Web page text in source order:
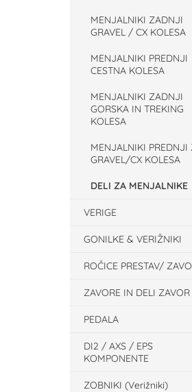
MENJALNIKI ZADNJI
GRAVEL / CX KOLESA
MENJALNIKI PREDNJI
CESTNA KOLESA
MENJALNIKI ZADNJI
GORSKA IN TREKING
KOLESA
MENJALNIKI PREDNJI
GRAVEL/CX KOLESA
DELI ZA MENJALNIKE
VERIGE
GONILKE & VERIŽNIKI
ROČICE PRESTAV/
ZAVORE IN DELI ZAVOR
PEDALA
DI2 / AXS / EPS
KOMPONENTE
ZOBNIKI (Verižniki)